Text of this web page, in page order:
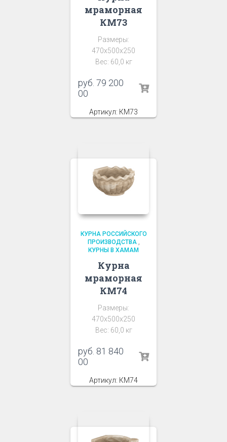
мраморная
КМ73
Размеры:
470х500х250
Вес: 60,0 кг
руб. 79 200
00
Артикул: КМ73
КУРНА РОССИЙСКОГО
ПРОИЗВОДСТВА,
КУРНЫ В ХАМАМ
Курна
мраморная
КМ74
Размеры:
470х500х250
Вес: 60,0 кг
руб. 81 840
00
Артикул: КМ74